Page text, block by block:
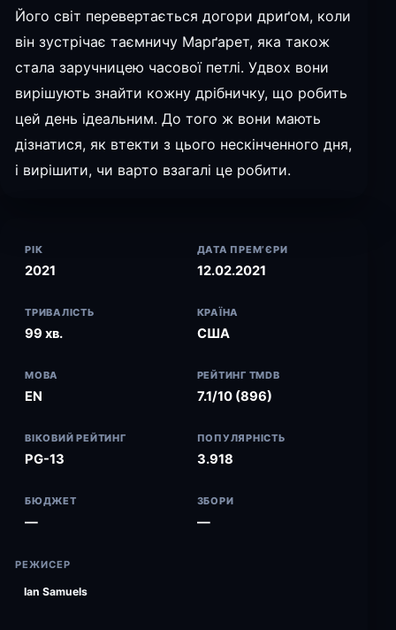
Його світ перевертається догори дриґом, коли
він зустрічає таємничу Марґарет, яка також
стала заручницею часової петлі. Удвох вони
вирішують знайти кожну дрібничку, що робить
цей день ідеальним. До того ж вони мають
дізнатися, як втекти з цього нескінченного дня,
і вирішити, чи варто взагалі це робити.
РІК
2021
ДАТА ПРЕМ’ЄРИ
12.02.2021
ТРИВАЛІСТЬ
99 хв.
КРАЇНА
США
МОВА
EN
РЕЙТИНГ TMDB
7.1/10 (896)
ВІКОВИЙ РЕЙТИНГ
PG-13
ПОПУЛЯРНІСТЬ
3.918
БЮДЖЕТ
—
ЗБОРИ
—
РЕЖИСЕР
Ian Samuels